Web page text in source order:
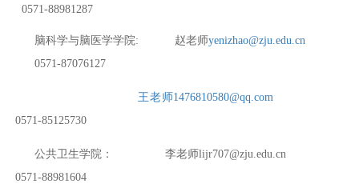
0571-88981287
脑科学与脑医学学院: 赵老师yenizhao@zju.edu.cn
0571-87076127
王老师1476810580@qq.com
0571-85125730
公共卫生学院： 李老师lijr707@zju.edu.cn
0571-88981604